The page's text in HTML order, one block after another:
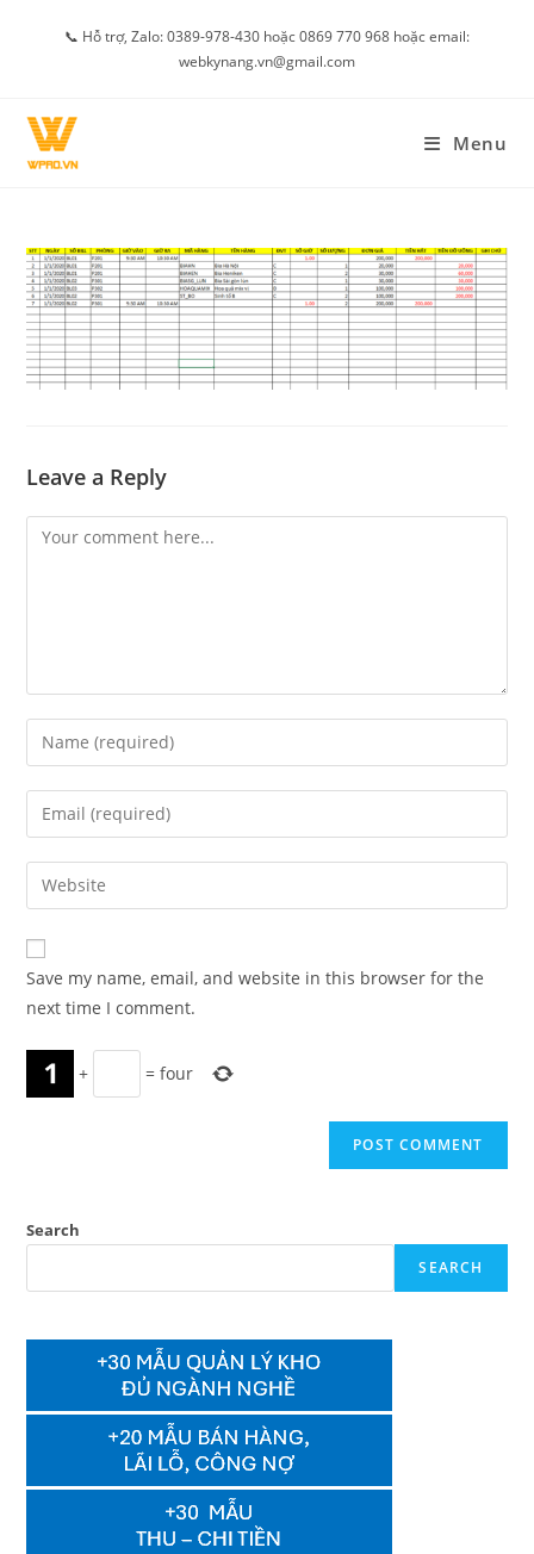
📞 Hỗ trợ, Zalo: 0389-978-430 hoặc 0869 770 968 hoặc email:
webkynang.vn@gmail.com
Menu
Leave a Reply
Comment
Enter
your
name
comment
Enter
your
email
address
comment
Enter
your
website
URL
(optional)
Save my name, email, and website in this browser for the
next time I comment.
+ =four
Search
SEARCH